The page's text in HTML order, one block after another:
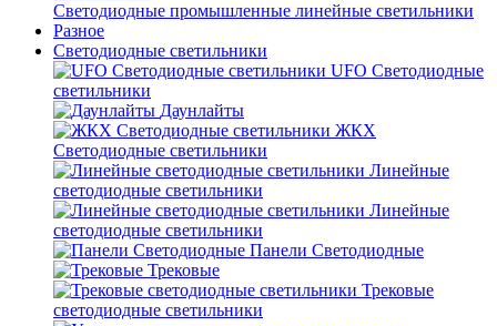
Светодиодные промышленные линейные светильники
Разное
Светодиодные светильники
UFO Светодиодные
светильники
Даунлайты
ЖКХ
Светодиодные светильники
Линейные
светодиодные светильники
Линейные
светодиодные светильники
Панели Светодиодные
Трековые
Трековые
светодиодные светильники